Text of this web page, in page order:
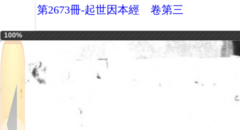
第2673冊-起世因本經 卷第三
100%